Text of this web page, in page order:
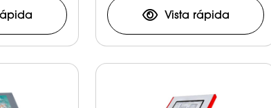
Vista rápida